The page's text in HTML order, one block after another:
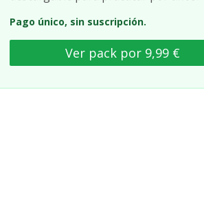
Pago único, sin suscripción.
Ver pack por 9,99 €